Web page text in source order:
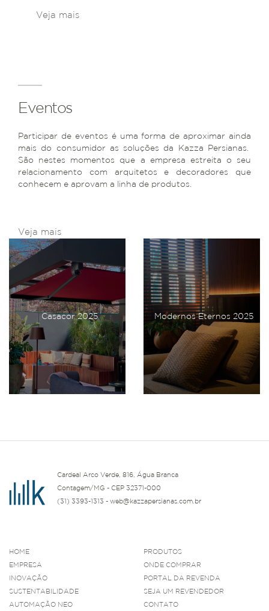
Veja mais
Eventos
Participar de eventos é uma forma de aproximar ainda
mais do consumidor as soluções da Kazza Persianas.
São nestes momentos que a empresa estreita o seu
relacionamento com arquitetos e decoradores que
conhecem e aprovam a linha de produtos.
Veja mais
Casacor 2025 Modernos Eternos 2025
Cardeal Arco Verde, 816, Água Branca
Contagem/MG - CEP 32371-000
(31) 3393-1313 - web@kazzapersianas.com.br
HOME
EMPRESA
INOVAÇÃO
SUSTENTABILIDADE
AUTOMAÇÃO NEO
PRODUTOS
ONDE COMPRAR
PORTAL DA REVENDA
SEJA UM REVENDEDOR
CONTATO